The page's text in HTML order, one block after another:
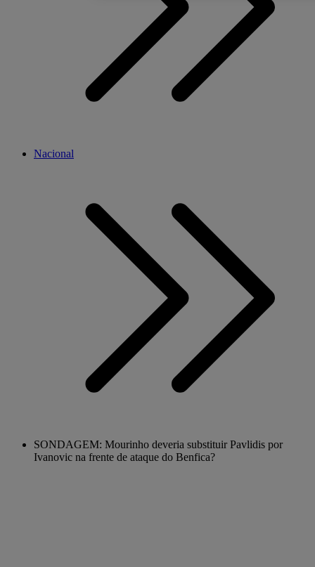
Nacional
SONDAGEM: Mourinho deveria substituir Pavlidis por
Ivanovic na frente de ataque do Benfica?